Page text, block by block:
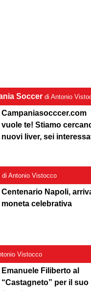
Soccer di Antonio
Campaniasocccer.com
vuole te! Stiamo
nuovi liver, sei
di Antonio Vistocco
Centenario Napoli,
moneta celebrativa
Vistocco
Emanuele Filiberto al
“Castagneto” per il suo